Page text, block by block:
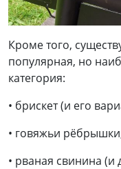
Кроме того,
популярная, но
категория:
• брискет (и его
• говяжьи
• рваная свинина (и